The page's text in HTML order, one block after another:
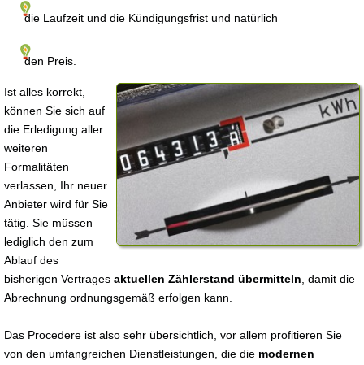
die Laufzeit und die Kündigungsfrist und natürlich
den Preis.
Ist alles korrekt,
können Sie sich auf
die Erledigung aller
weiteren
Formalitäten
verlassen, Ihr neuer
Anbieter wird für Sie
tätig. Sie müssen
lediglich den zum
Ablauf des
bisherigen Vertrages aktuellen Zählerstand übermitteln , damit die
Abrechnung ordnungsgemäß erfolgen kann.
Das Procedere ist also sehr übersichtlich, vor allem profitieren Sie
von den umfangreichen Dienstleistungen, die die modernen